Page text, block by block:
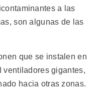
a las
son algunas de las
que se instalen en
ventiladores gigantes,
hacia otras zonas.